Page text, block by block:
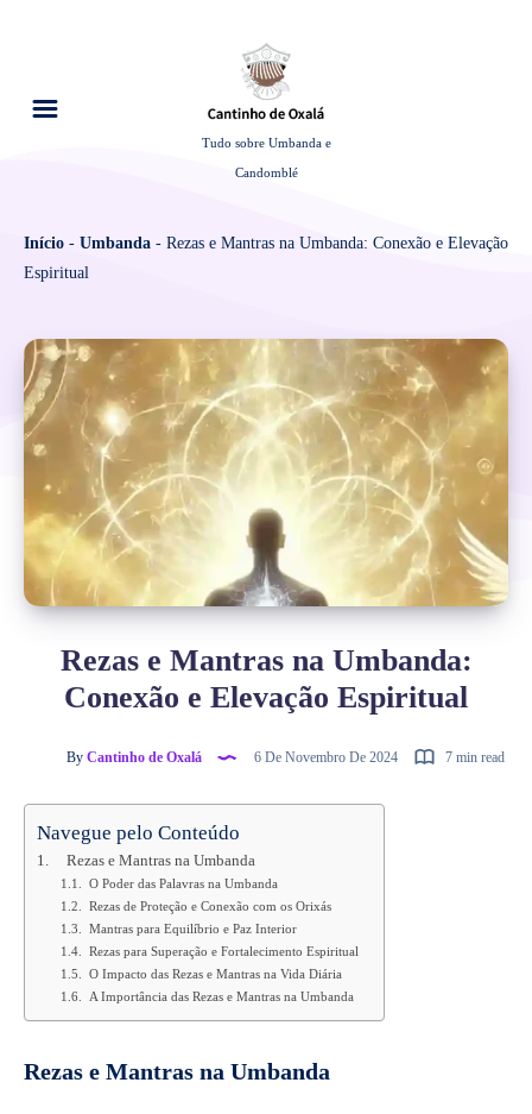
Tudo sobre Umbanda e
Candomblé
Início - Umbanda - Rezas e Mantras na Umbanda: Conexão e Elevação
Espiritual
Rezas e Mantras na Umbanda:
Conexão e Elevação Espiritual
By Cantinho de Oxalá 6 De Novembro De 2024 7 min read
Navegue pelo Conteúdo
Rezas e Mantras na Umbanda
O Poder das Palavras na Umbanda
Rezas de Proteção e Conexão com os Orixás
Mantras para Equilíbrio e Paz Interior
Rezas para Superação e Fortalecimento Espiritual
O Impacto das Rezas e Mantras na Vida Diária
A Importância das Rezas e Mantras na Umbanda
Rezas e Mantras na Umbanda